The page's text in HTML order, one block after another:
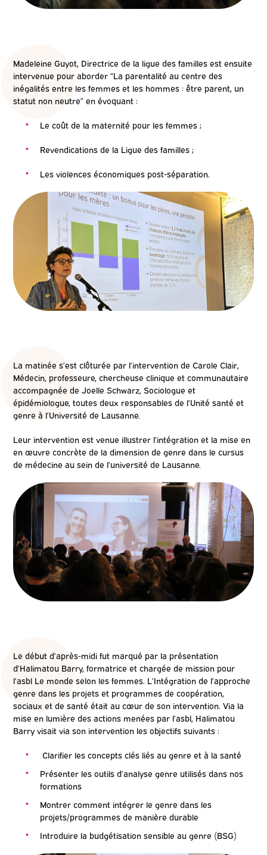
Madeleine Guyot, Directrice de la ligue des familles est ensuite
intervenue pour aborder “La parentalité au centre des
inégalités entre les femmes et les hommes : être parent, un
statut non neutre” en évoquant :
Le coût de la maternité pour les femmes ;
Revendications de la Ligue des familles ;
Les violences économiques post-séparation.
La matinée s’est clôturée par l’intervention de Carole Clair,
Médecin, professeure, chercheuse clinique et communautaire
accompagnée de Joelle Schwarz, Sociologue et
épidémiologue, toutes deux responsables de l’Unité santé et
genre à l’Université de Lausanne.
Leur intervention est venue illustrer l’intégration et la mise en
en œuvre concrète de la dimension de genre dans le cursus
de médecine au sein de l’université de Lausanne.
Le début d’après-midi fut marqué par la présentation
d’Halimatou Barry, formatrice et chargée de mission pour
l’asbl Le monde selon les femmes. L’Intégration de l’approche
genre dans les projets et programmes de coopération,
sociaux et de santé était au cœur de son intervention. Via la
mise en lumière des actions menées par l’asbl, Halimatou
Barry visait via son intervention les objectifs suivants :
Clarifier les concepts clés liés au genre et à la santé
Présenter les outils d’analyse genre utilisés dans nos
formations
Montrer comment intégrer le genre dans les
projets/programmes de manière durable
Introduire la budgétisation sensible au genre (BSG)